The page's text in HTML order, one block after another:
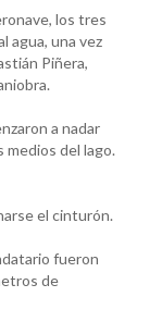
los tres
agua, una vez
Piñera,
a nadar
medios del lago.
el cinturón.
fueron
de